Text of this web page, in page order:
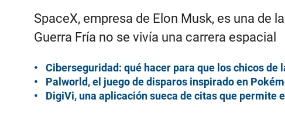
SpaceX, empresa de Elon Musk, es una de
Guerra Fría no se vivía una carrera espacial
Ciberseguridad: qué hacer para que los chicos de
Palworld, el juego de disparos inspirado en
DigiVi, una aplicación sueca de citas que permite